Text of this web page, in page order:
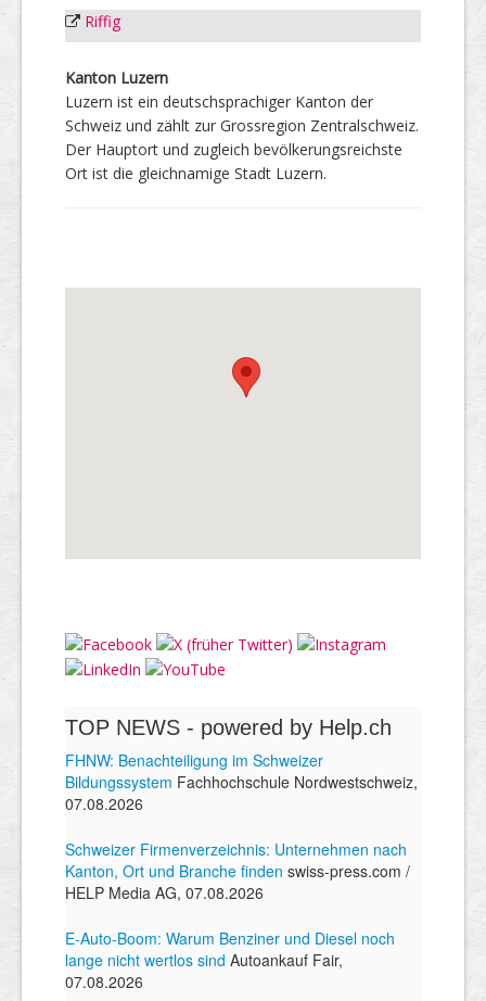
Riffig
Kanton Luzern
Luzern ist ein deutschsprachiger Kanton der
Schweiz und zählt zur Grossregion Zentralschweiz.
Der Hauptort und zugleich bevölkerungsreichste
Ort ist die gleichnamige Stadt Luzern.